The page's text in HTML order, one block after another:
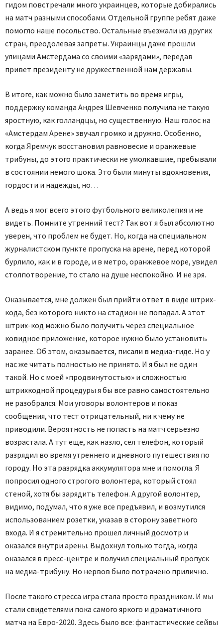
гидом повстречали много украинцев, которые добирались
на матч разными способами. Отдельной группе ребят даже
помогло наше посольство. Остальные въезжали из других
стран, преодолевая запреты. Украинцы даже прошли
улицами Амстердама со своими «зарядами», передав
привет президенту не дружественной нам державы.
В итоге, как можно было заметить во время игры,
поддержку команда Андрея Шевченко получила не такую
яростную, как голландцы, но существенную. Наш голос на
«Амстердам Арене» звучал громко и дружно. Особенно,
когда Яремчук восстановил равновесие и оранжевые
трибуны, до этого практически не умолкавшие, пребывали
в состоянии немого шока. Это были минуты вдохновения,
гордости и надежды, но…
А ведь я мог всего этого футбольного великолепия и не
видеть. Помните утренний тест? Так вот я был абсолютно
уверен, что проблем не будет. Но, когда на специальном
журналистском пункте пропуска на арене, перед которой
бурлило, как и в городе, и в метро, оранжевое море, увидел
столпотворение, то стало на душе неспокойно. И не зря.
Оказывается, мне должен был прийти ответ в виде штрих-
кода, без которого никто на стадион не попадал. А этот
штрих-код можно было получить через специальное
ковидное приложение, которое нужно было установить
заранее. Об этом, оказывается, писали в медиа-гиде. Но у
нас же читать полностью не принято. И я был не один
такой. Но с моей «продвинутостью» и сложностью
штрихкодной процедуры я бы все равно самостоятельно
не разобрался. Мои уговоры волонтеров и показ
сообщения, что тест отрицательный, ни к чему не
приводили. Вероятность не попасть на матч серьезно
возрастала. А тут еще, как назло, сел телефон, который
разрядил во время утреннего и дневного путешествия по
городу. Но эта разрядка аккумулятора мне и помогла. Я
попросил одного строгого волонтера, который стоял
стеной, хотя бы зарядить телефон. А другой волонтер,
видимо, подумал, что я уже все предъявил, и возмутился
использованием розетки, указав в сторону заветного
входа. И я стремительно прошел личный досмотр и
оказался внутри арены. Выдохнул только тогда, когда
оказался в пресс-центре и получил специальный пропуск
на медиа-трибуну. Но нервов было потрачено прилично.
После такого стресса игра стала просто праздником. И мы
стали свидетелями пока самого яркого и драматичного
матча на Евро-2020. Здесь было все: фантастические сейвы